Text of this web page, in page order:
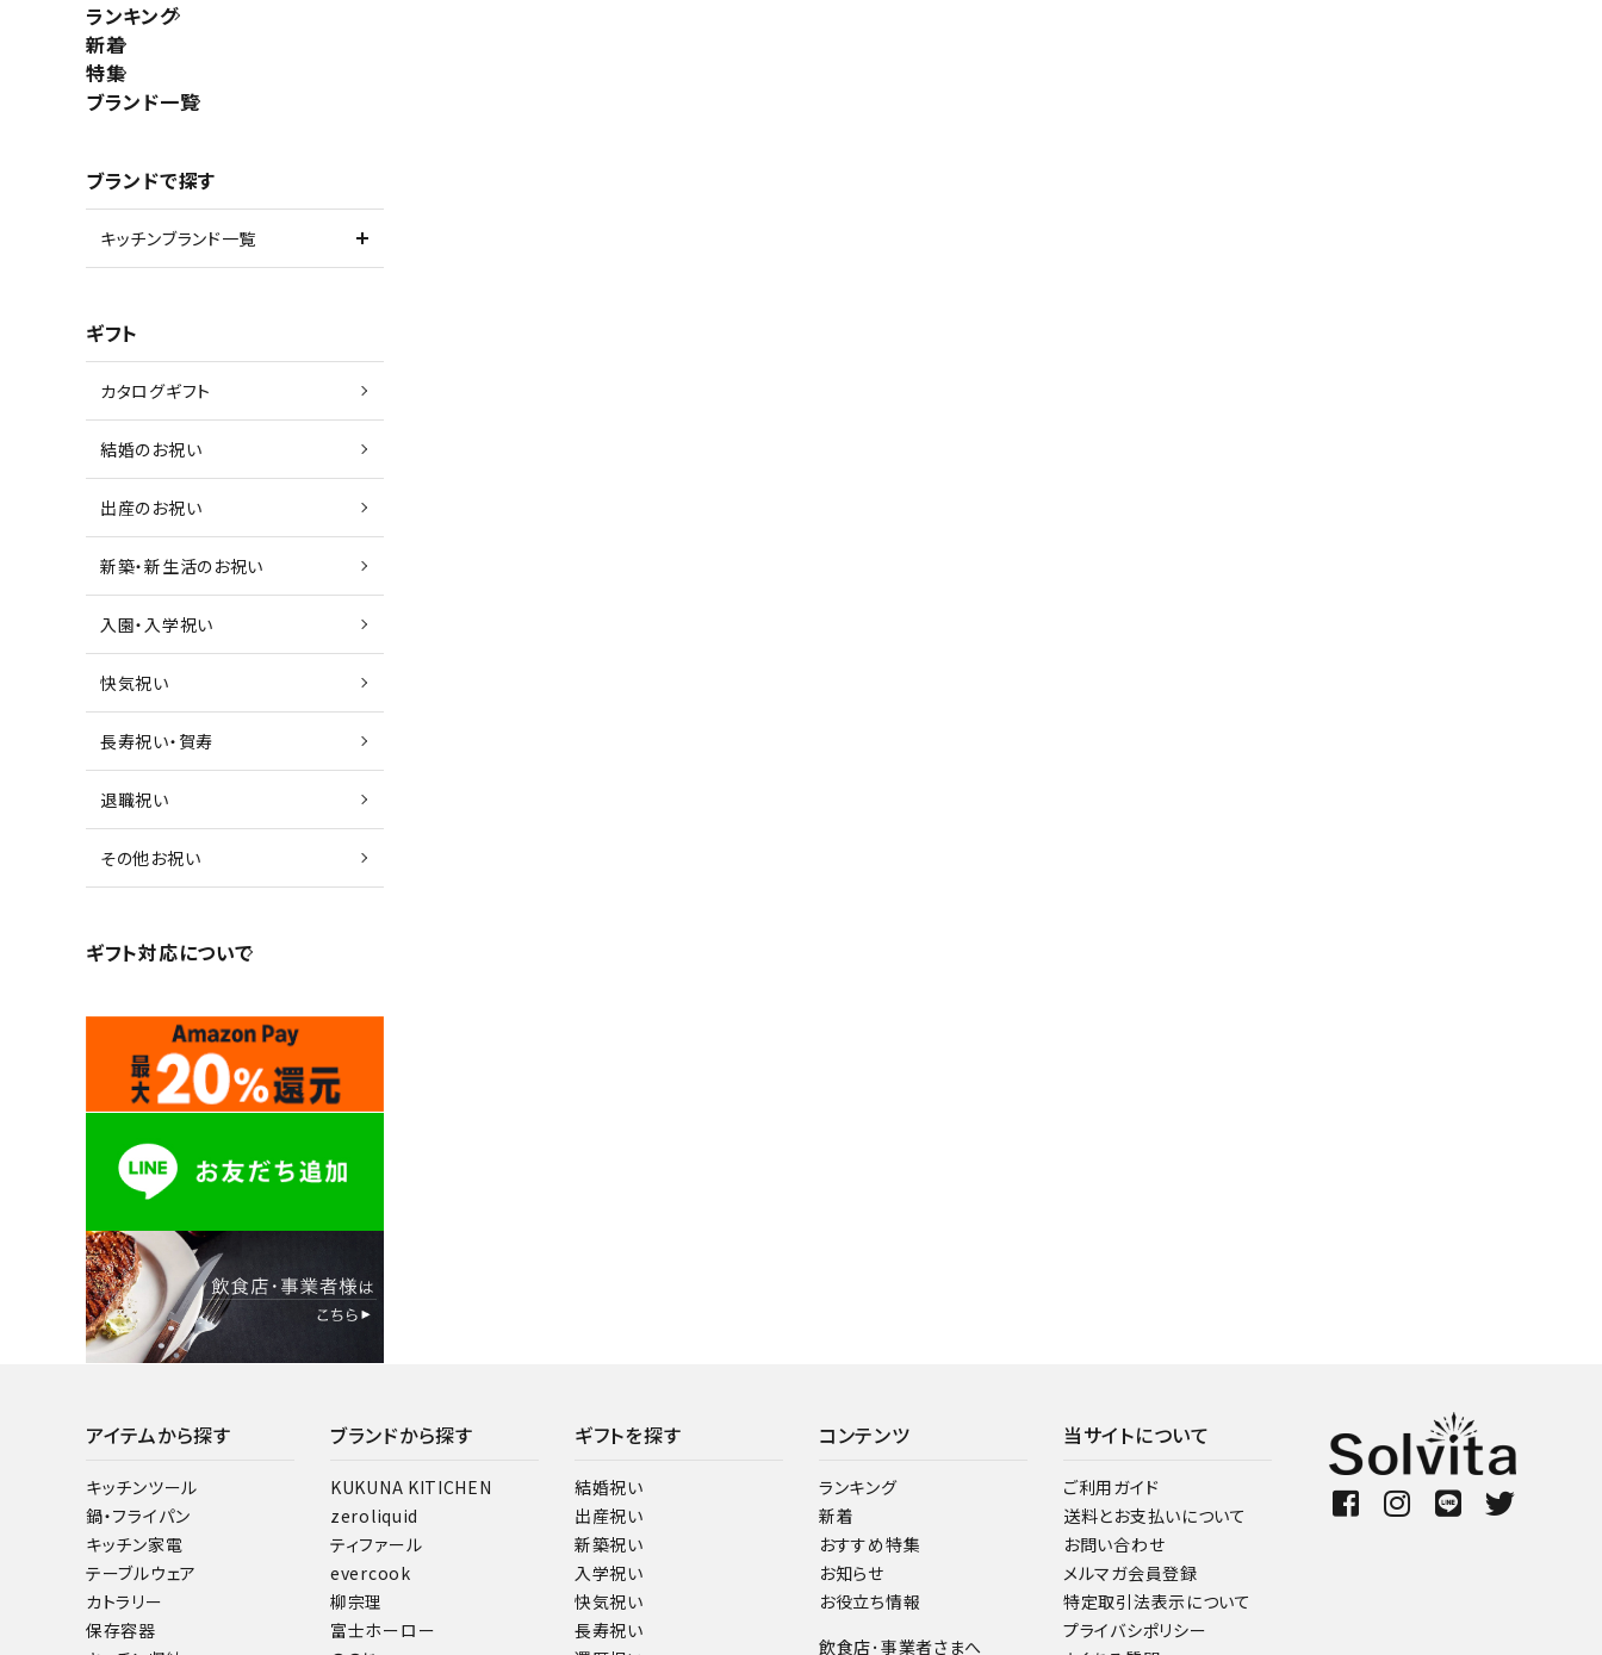
ランキング
新着
特集
ブランド一覧
ブランドで探す
キッチンブランド一覧
ギフト
カタログギフト
結婚のお祝い
出産のお祝い
新築・新生活のお祝い
入園・入学祝い
快気祝い
長寿祝い・賀寿
退職祝い
その他お祝い
ギフト対応について
アイテムから探す
キッチンツール
鍋・フライパン
キッチン家電
テーブルウェア
カトラリー
保存容器
ブランドから探す
KUKUNA KITICHEN
zeroliquid
ティファール
evercook
柳宗理
富士ホーロー
ギフトを探す
結婚祝い
出産祝い
新築祝い
入学祝い
快気祝い
長寿祝い
コンテンツ
ランキング
新着
おすすめ特集
お知らせ
お役立ち情報
飲食店･事業者さまへ
当サイトについて
ご利用ガイド
送料とお支払いについて
お問い合わせ
メルマガ会員登録
特定取引法表示について
プライバシポリシー